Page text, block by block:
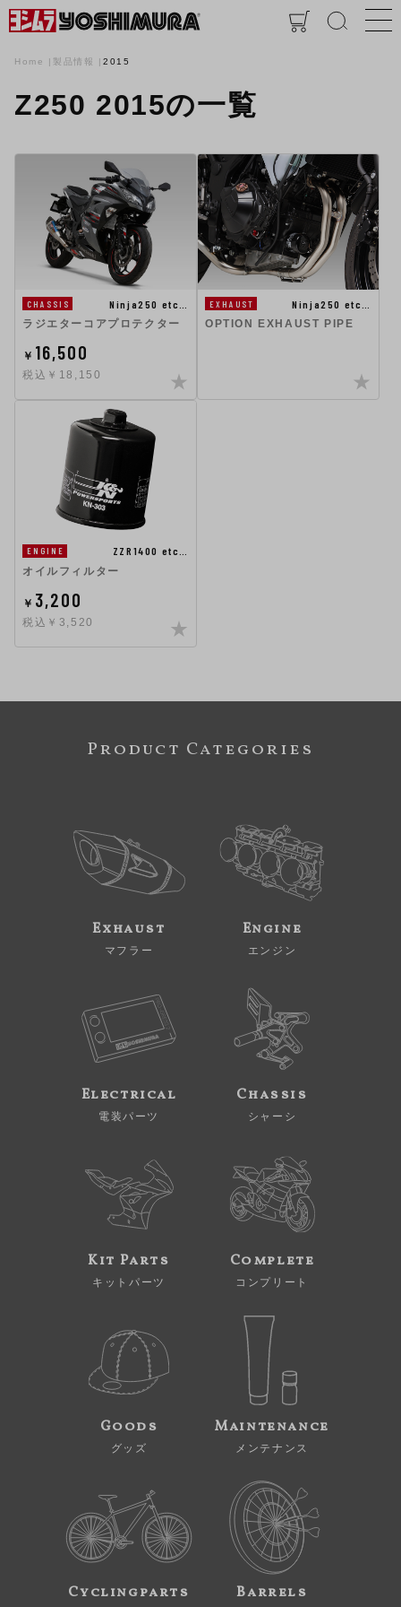
Home 製品情報 2015
Z250 2015の一覧
CHASSIS
Ninja250 etc…
ラジエターコアプロテクター
￥ 16,500
税込￥18,150
EXHAUST
Ninja250 etc…
OPTION EXHAUST PIPE
ENGINE
ZZR1400 etc…
オイルフィルター
￥ 3,200
税込￥3,520
Product Categories
Exhaust
マフラー
Engine
エンジン
Electrical
電装パーツ
Chassis
シャーシ
Kit Parts
キットパーツ
Complete
コンプリート
Goods
グッズ
Maintenance
メンテナンス
Cyclingparts Barrels